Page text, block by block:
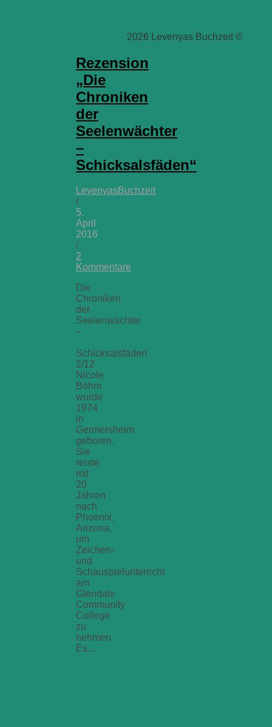
Uncategorized
Rezension
„Die
Chroniken
der
Seelenwächter
–
Schicksalsfäden“
LevenyasBuchzeit
/
5.
April
2016
/
2
Kommentare
Die
Chroniken
der
Seelenwächter
–
Schicksalsfäden
2/12
Nicole
Böhm
wurde
1974
in
Germersheim
geboren.
Sie
reiste
mit
20
Jahren
nach
Phoenix,
Arizona,
um
Zeichen-
und
Schauspielunterricht
am
Glendale
Community
College
zu
nehmen.
Es…
2026 Levenyas Buchzeit ©